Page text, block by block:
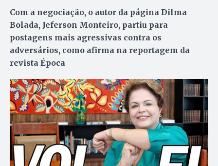
Com a negociação, o autor da página Dilma
Bolada, Jeferson Monteiro, partiu para
postagens mais agressivas contra os
adversários, como afirma na reportagem da
revista Época